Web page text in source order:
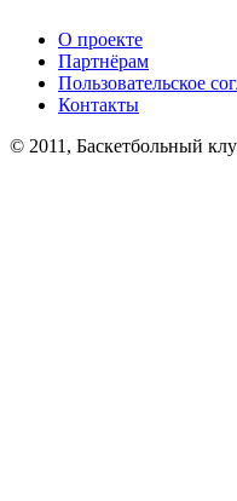
О проекте
Партнёрам
Пользовательское
Контакты
© 2011, Баскетбольный